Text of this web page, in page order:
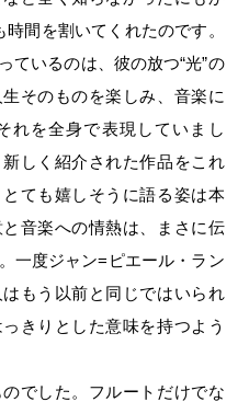
間を割いてくれたのです。
ているのは、彼の放つ“光”の
そのものを楽しみ、音楽に
れを全身で表現していまし
しく紹介された作品をこれ
ても嬉しそうに語る姿は本
音楽への情熱は、まさに伝
一度ジャン=ピエール・ラン
もう以前と同じではいられ
きりとした意味を持つよう
でした。フルートだけでな